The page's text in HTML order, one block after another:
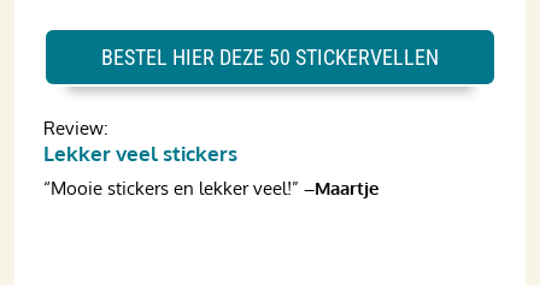
Review:
Lekker veel stickers
“Mooie stickers en lekker veel!” –Maartje
BESTEL HIER DEZE 50 STICKERVELLEN